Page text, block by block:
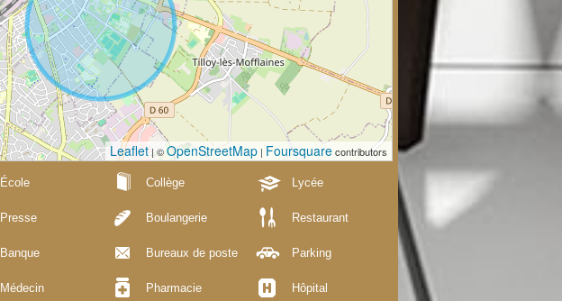
Leaflet | ©OpenStreetMap | Foursquarecontributors
École Collège Lycée
Presse Boulangerie Restaurant
Banque Bureaux de poste Parking
Médecin Pharmacie Hôpital